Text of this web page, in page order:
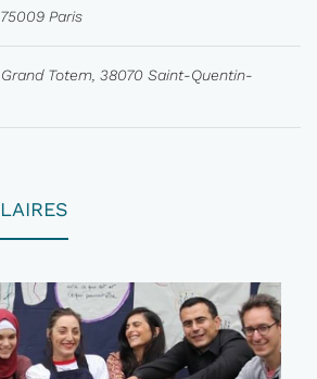
Paris
Totem, 38070 Saint-Quentin-